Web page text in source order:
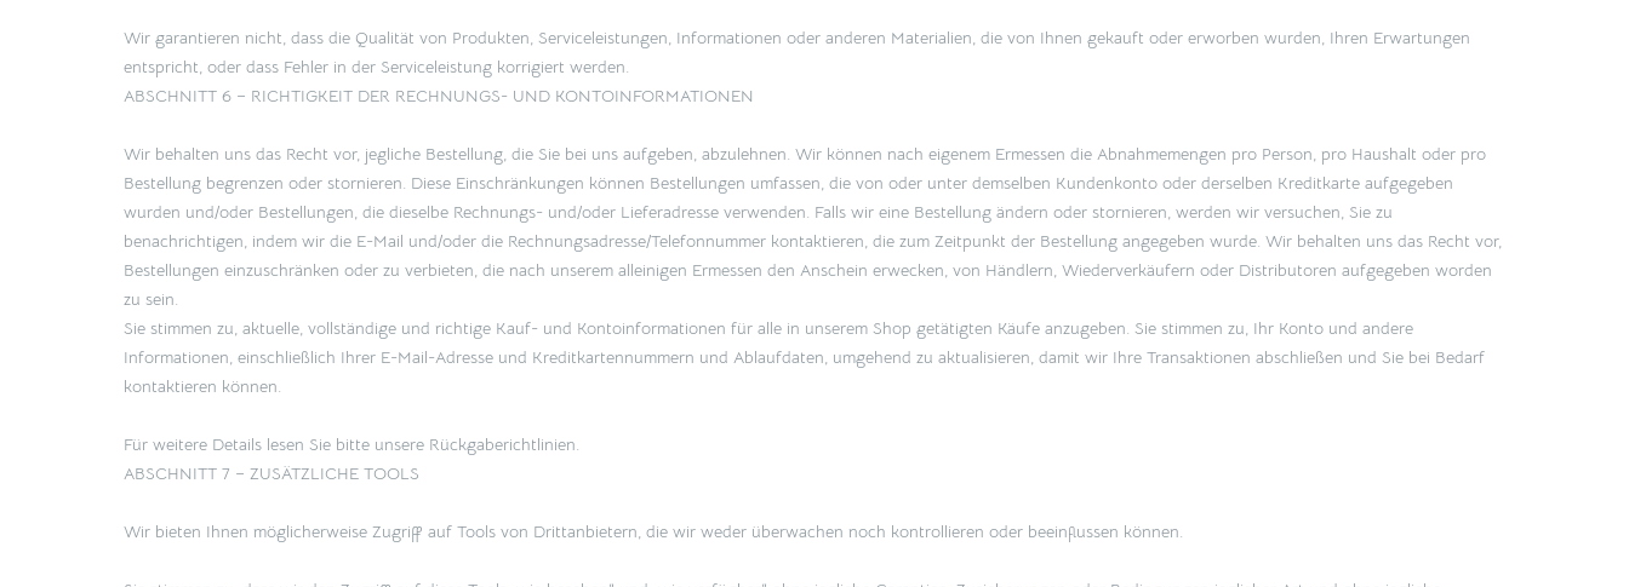
Wir garantieren nicht, dass die Qualität von Produkten, Serviceleistungen, Informationen oder anderen Materialien, die von Ihnen gekauft oder erworben wurden, Ihren Erwartungen
entspricht, oder dass Fehler in der Serviceleistung korrigiert werden.
ABSCHNITT 6 – RICHTIGKEIT DER RECHNUNGS- UND KONTOINFORMATIONEN
Wir behalten uns das Recht vor, jegliche Bestellung, die Sie bei uns aufgeben, abzulehnen. Wir können nach eigenem Ermessen die Abnahmemengen pro Person, pro Haushalt oder pro
Bestellung begrenzen oder stornieren. Diese Einschränkungen können Bestellungen umfassen, die von oder unter demselben Kundenkonto oder derselben Kreditkarte aufgegeben
wurden und/oder Bestellungen, die dieselbe Rechnungs- und/oder Lieferadresse verwenden. Falls wir eine Bestellung ändern oder stornieren, werden wir versuchen, Sie zu
benachrichtigen, indem wir die E-Mail und/oder die Rechnungsadresse/Telefonnummer kontaktieren, die zum Zeitpunkt der Bestellung angegeben wurde. Wir behalten uns das Recht vor,
Bestellungen einzuschränken oder zu verbieten, die nach unserem alleinigen Ermessen den Anschein erwecken, von Händlern, Wiederverkäufern oder Distributoren aufgegeben worden
zu sein.
Sie stimmen zu, aktuelle, vollständige und richtige Kauf- und Kontoinformationen für alle in unserem Shop getätigten Käufe anzugeben. Sie stimmen zu, Ihr Konto und andere
Informationen, einschließlich Ihrer E-Mail-Adresse und Kreditkartennummern und Ablaufdaten, umgehend zu aktualisieren, damit wir Ihre Transaktionen abschließen und Sie bei Bedarf
kontaktieren können.
Für weitere Details lesen Sie bitte unsere Rückgaberichtlinien.
ABSCHNITT 7 – ZUSÄTZLICHE TOOLS
Wir bieten Ihnen möglicherweise Zugriff auf Tools von Drittanbietern, die wir weder überwachen noch kontrollieren oder beeinflussen können.